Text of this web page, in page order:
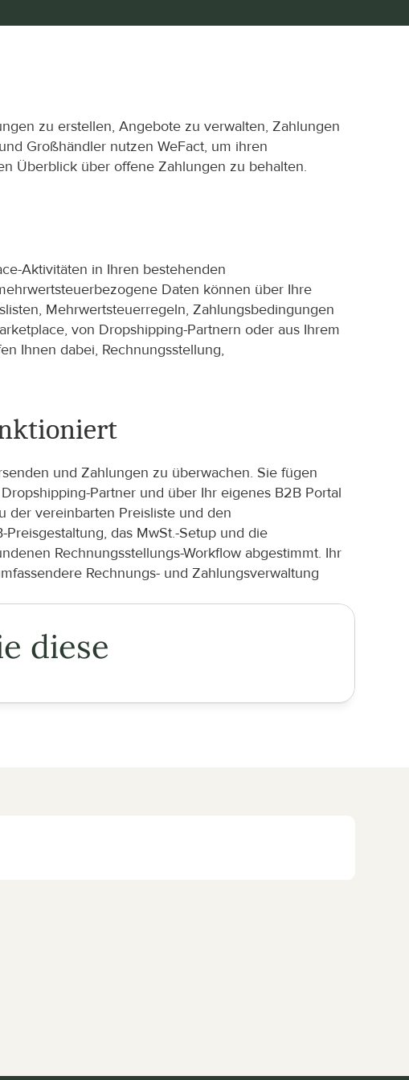
zu erstellen, Angebote zu verwalten, Zahlungen
Großhändler nutzen WeFact, um ihren
Überblick über offene Zahlungen zu behalten.
Aktivitäten in Ihren bestehenden
Daten können über Ihre
Mehrwertsteuerregeln, Zahlungsbedingungen
von Dropshipping-Partnern oder aus Ihrem
Ihnen dabei, Rechnungsstellung,
und Zahlungen zu überwachen. Sie fügen
Partner und über Ihr eigenes B2B Portal
der vereinbarten Preisliste und den
das MwSt.-Setup und die
Rechnungsstellungs-Workflow abgestimmt. Ihr
Rechnungs- und Zahlungsverwaltung
diese